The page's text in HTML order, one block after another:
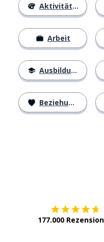
Aktivitäten
Arbeit
Ausbildung
Beziehungen
177.000